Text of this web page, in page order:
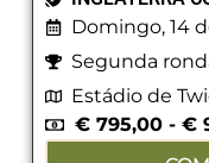
Domingo, 14
Segunda
Estádio de
€795,00 - €